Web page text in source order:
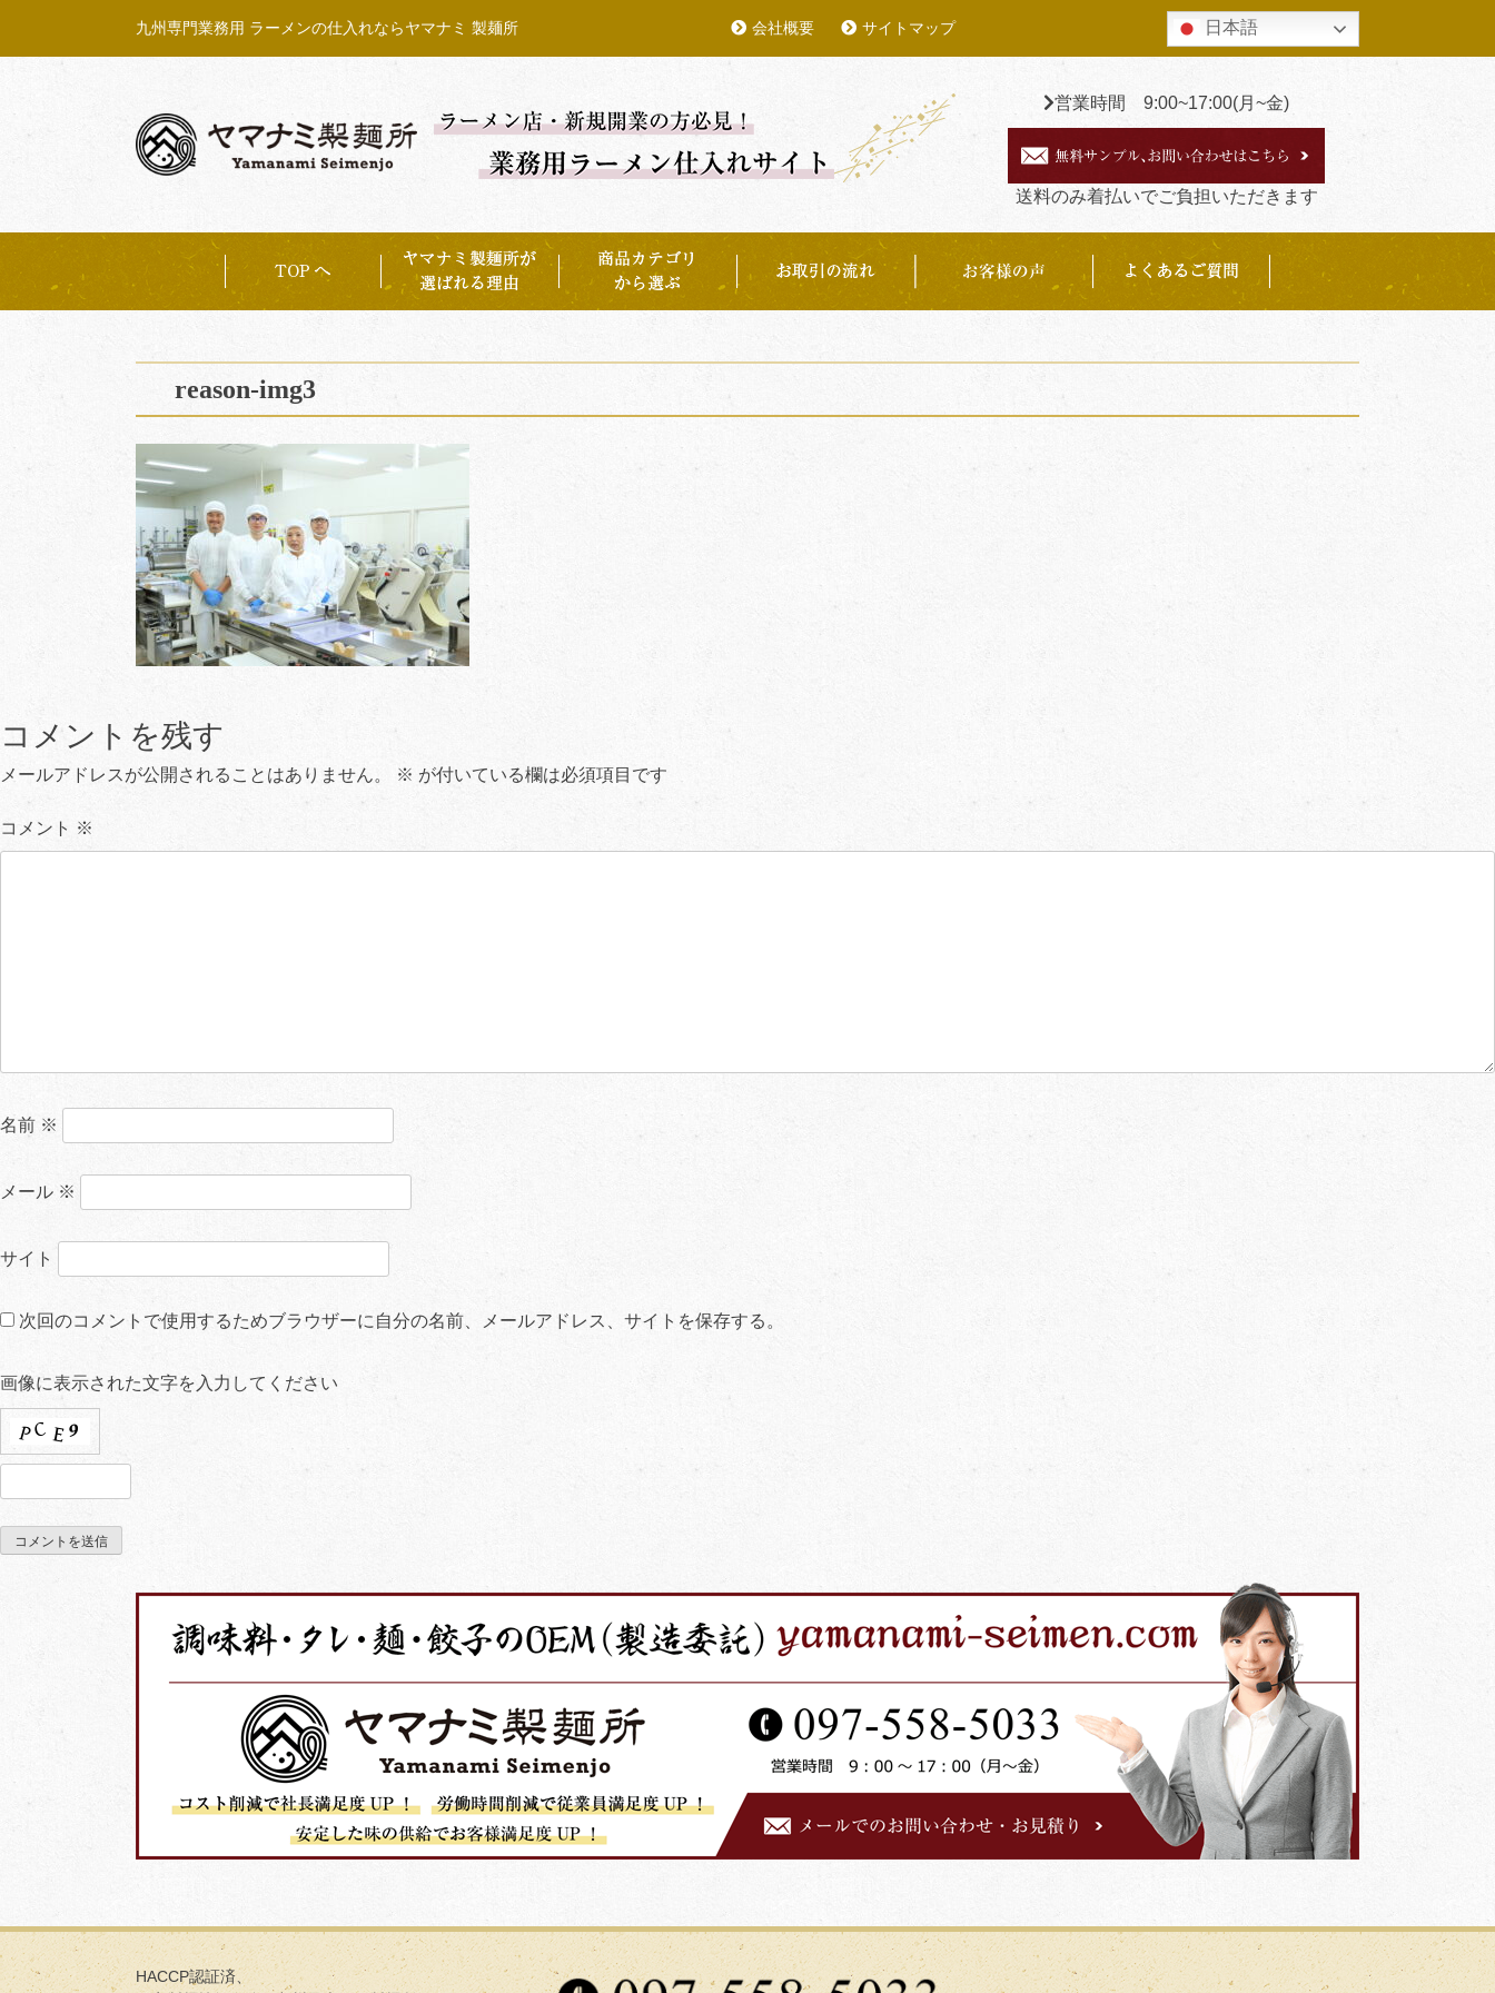
九州専門業務用 ラーメンの仕入れならヤマナミ 製麺所 会社概要 サイトマップ 日本語
営業時間 9:00~17:00(月~金)
送料のみ着払いでご負担いただきます
reason-img3
コメントを残す
メールアドレスが公開されることはありません。 ※ が付いている欄は必須項目です
コメント ※
名前 ※
メール ※
サイト
次回のコメントで使用するためブラウザーに自分の名前、メールアドレス、サイトを保存する。
画像に表示された文字を入力してください
HACCP認証済、